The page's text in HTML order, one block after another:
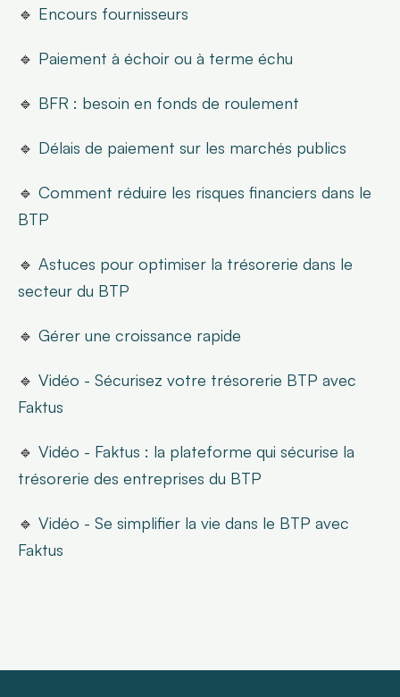
🔹 Encours fournisseurs
🔹 Paiement à échoir ou à terme échu
🔹 BFR : besoin en fonds de roulement
🔹 Délais de paiement sur les marchés publics
🔹 Comment réduire les risques financiers dans le
BTP
🔹 Astuces pour optimiser la trésorerie dans le
secteur du BTP
🔹 Gérer une croissance rapide
🔹 Vidéo - Sécurisez votre trésorerie BTP avec
Faktus
🔹 Vidéo - Faktus : la plateforme qui sécurise la
trésorerie des entreprises du BTP
🔹 Vidéo - Se simplifier la vie dans le BTP avec
Faktus